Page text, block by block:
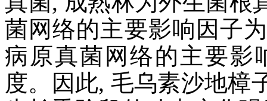
菌网络的主要影响因子
病原真菌网络的主要影
度。因此, 毛乌素沙地樟